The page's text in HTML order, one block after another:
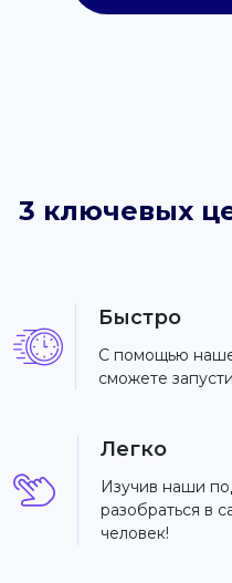
3 ключевых
Быстро
С помощью
сможете
Легко
Изучив наши
разобраться в
человек!